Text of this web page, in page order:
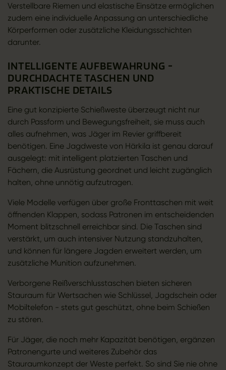
Verstellbare Riemen und elastische Einsätze ermöglichen
zudem eine individuelle Anpassung an unterschiedliche
Körperformen oder zusätzliche Kleidungsschichten
darunter.
INTELLIGENTE AUFBEWAHRUNG -
DURCHDACHTE TASCHEN UND
PRAKTISCHE DETAILS
Eine gut konzipierte Schießweste überzeugt nicht nur
durch Passform und Bewegungsfreiheit, sie muss auch
alles aufnehmen, was Jäger im Revier griffbereit
benötigen. Eine Jagdweste von Härkila ist genau darauf
ausgelegt: mit intelligent platzierten Taschen und
Fächern, die Ausrüstung geordnet und leicht zugänglich
halten, ohne unnötig aufzutragen.
Viele Modelle verfügen über große Fronttaschen mit weit
öffnenden Klappen, sodass Patronen im entscheidenden
Moment blitzschnell erreichbar sind. Die Taschen sind
verstärkt, um auch intensiver Nutzung standzuhalten,
und können für längere Jagden erweitert werden, um
zusätzliche Munition aufzunehmen.
Verborgene Reißverschlusstaschen bieten sicheren
Stauraum für Wertsachen wie Schlüssel, Jagdschein oder
Mobiltelefon - stets gut geschützt, ohne beim Schießen
zu stören.
Für Jäger, die noch mehr Kapazität benötigen, ergänzen
Patronengurte und weiteres Zubehör das
Stauraumkonzept der Weste perfekt. So sind Sie nie ohne